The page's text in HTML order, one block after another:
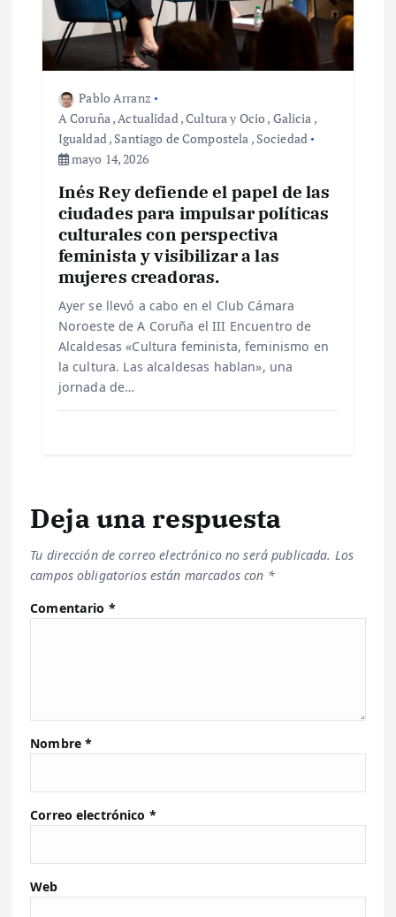
Pablo Arranz
A Coruña,Actualidad,Cultura y Ocio , Galicia ,
Igualdad, Santiago de Compostela , Sociedad
mayo 14, 2026
Inés Rey defiende el papel de las
ciudades para impulsar políticas
culturales con perspectiva
feminista y visibilizar a las
mujeres creadoras.
Ayer se llevó a cabo en el Club Cámara
Noroeste de A Coruña el III Encuentro de
Alcaldesas «Cultura feminista, feminismo en
la cultura. Las alcaldesas hablan», una
jornada de…
Deja una respuesta
Tu dirección de correo electrónico no será publicada. Los
campos obligatorios están marcados con *
Comentario *
Nombre*
Correo electrónico *
Web